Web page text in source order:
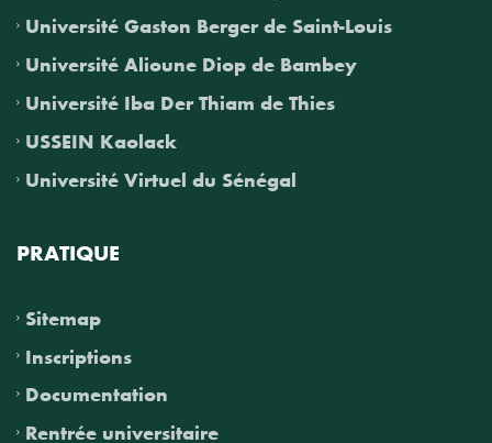
Université Gaston Berger de Saint-Louis
Université Alioune Diop de Bambey
Université Iba Der Thiam de Thies
USSEIN Kaolack
Université Virtuel du Sénégal
PRATIQUE
Sitemap
Inscriptions
Documentation
Rentrée universitaire